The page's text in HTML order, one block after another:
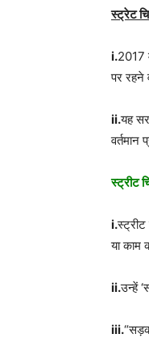
स्ट्रेट
i.2017
पर रहने
ii.यह
वर्तमान
स्ट्रीट
i.
या काम
ii.उन्हें
iii.